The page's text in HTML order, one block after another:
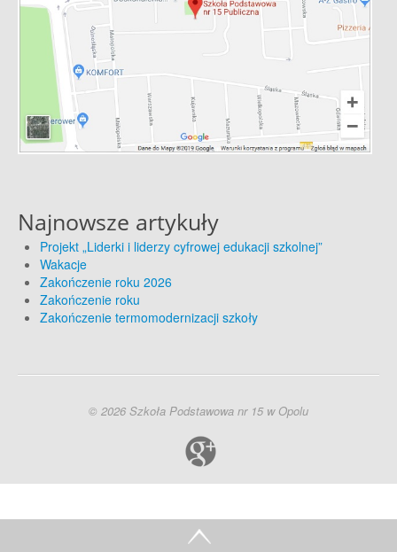
Najnowsze artykuły
Projekt „Liderki i liderzy cyfrowej edukacji szkolnej”
Wakacje
Zakończenie roku 2026
Zakończenie roku
Zakończenie termomodernizacji szkoły
© 2026 Szkoła Podstawowa nr 15 w Opolu